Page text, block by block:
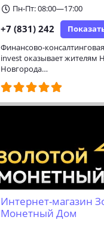
Пн-Пт: 08:00—17:00
+7 (831) 242
Финансово-
invest оказывает жителям
Новгорода…
Интернет-магазин
Монетный Дом